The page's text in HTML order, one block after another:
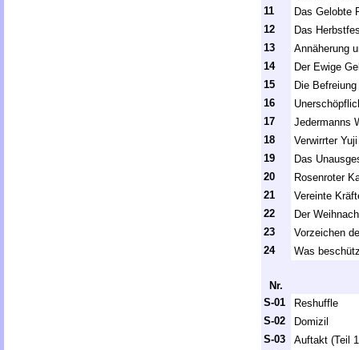
11
Das Gelobte
12
Das
13
Annäherung
14
Der Ewige
15
Die Befreiung
16
17
Jedermanns
18
Verwirrter Yuji
19
Das
20
Rosenroter
21
Vereinte
22
Der
23
Vorzeichen
24
Was
Nr.
S-01
Reshuffle
S-02
Domizil
S-03
Auftakt (Teil